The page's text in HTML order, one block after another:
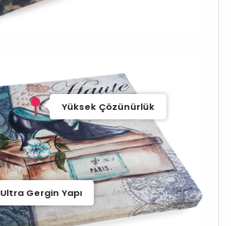
Yüksek Çözünürlük
Ultra Gergin Yapı